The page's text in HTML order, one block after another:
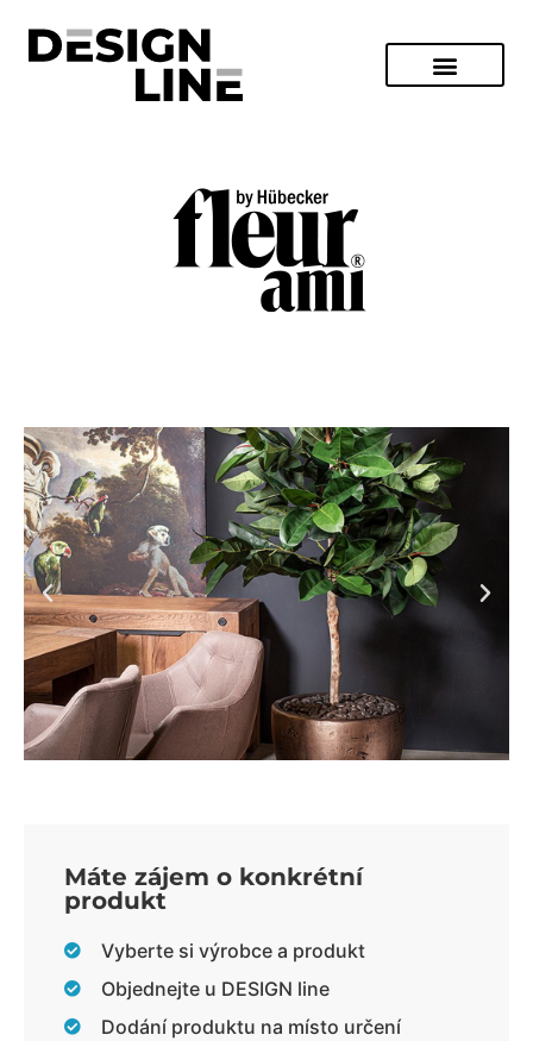
Máte zájem o konkrétní
produkt
Vyberte si výrobce a produkt
Objednejte u DESIGN line
Dodání produktu na místo určení